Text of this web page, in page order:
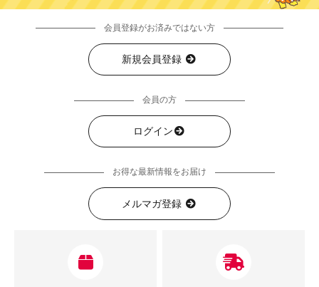
会員登録がお済みではない方
新規会員登録
会員の方
ログイン
お得な最新情報をお届け
メルマガ登録